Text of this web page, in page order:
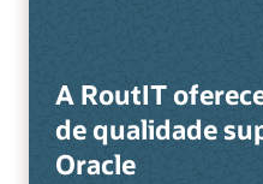
A RoutIT
de qualidade
Oracle